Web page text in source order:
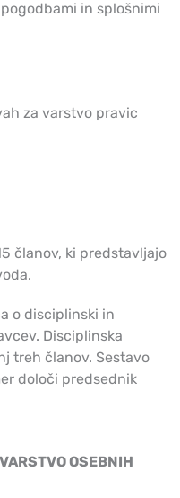
in splošnimi
za varstvo pravic
članov, ki predstavljajo
o disciplinski in
Disciplinska
treh članov. Sestavo
določi predsednik
OSEBNIH